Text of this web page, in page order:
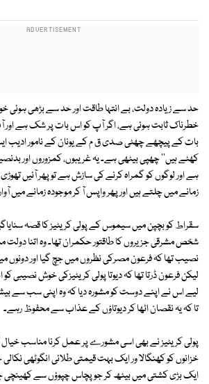
حد سے زیادہ دولت، بے انتہا طاقت اور حد سے بڑھی
خطرناک ثابت ہوئی ہے، اگر آپ کو اس بات پر شک ہے
بات کے پیچھے چھٹی صدی ق م کے یونان کے نامور ادیب
کھٹے ہیں'' چھپی بیٹھی ہے۔ یہ غریبوں، کمزوروں اور
ہے اور لوگوں کو گمراہ کرنے کی سازش ہے تو پھر آئیں
زمانے میں چلتے ہیں اور پھر واپس آ کر موجودہ زمانے میں
سقراط کو بچپن میں سیموس کے پولی کریٹیز کا قصہ
شخص مشرقی جزیروں کا طاقتور حکمران تھا۔ وہ اتنا دولت
نصیب تھا کہ فرعون مصرکی نظروں میں جچ گیا اور دونوں
لیکن فرعون ڈرتا تھا کہ دیوتا پولی کریٹیزکی خوش نصیبی
لیے اس نے اپنے دوست کو مشورہ دیا کہ وہ اپنی سب
تا کہ یہ نقصان اٹھا کر دیوتاؤں کے عذاب سے محفوظ رہے۔
پولی کریٹیز نے بھی اسی مشورے پر عمل کرنا مناسب خیال
خزانوں کو کھنگالا ور ایک بہت قیمتی طلائی انگوٹھی
ایک بڑی کشتی میں بیٹھ کر جو پچاس چپوؤں سے کھینچی